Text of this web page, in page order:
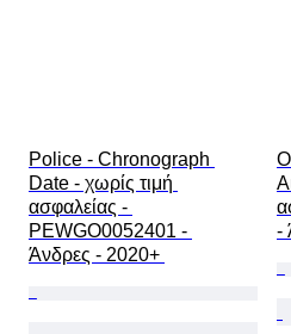
Police - Chronograph
Date - χωρίς τιμή
ασφαλείας -
PEWGO0052401 -
Άνδρες - 2020+
-